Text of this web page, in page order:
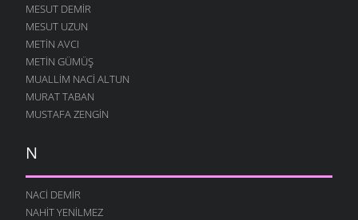
MESUT DEMIR
MESUT UZUN
METIN AVCI
METIN GÜMÜŞ
MUALLIM NACI ALTUN
MURAT TABAN
MUSTAFA ZENGIN
N
NACI DEMIR
NAHIT YENILMEZ